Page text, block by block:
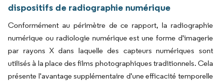
dispositifs de radiographie numérique
Conformément au périmètre de ce rapport, la radiographie
numérique ou radiologie numérique est une forme d'imagerie
par rayons X dans laquelle des capteurs numériques sont
utilisés à la place des films photographiques traditionnels. Cela
présente l'avantage supplémentaire d'une efficacité temporelle